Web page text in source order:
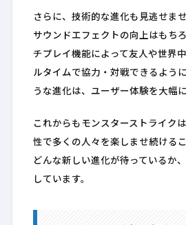
さらに、技術的な進化も見逃せま
サウンドエフェクトの向上はもち
チプレイ機能によって友人や世界
ルタイムで協力・対戦できるよう
うな進化は、ユーザー体験を大幅
これからもモンスターストライク
性で多くの人々を楽しませ続ける
どんな新しい進化が待っているか
しています。